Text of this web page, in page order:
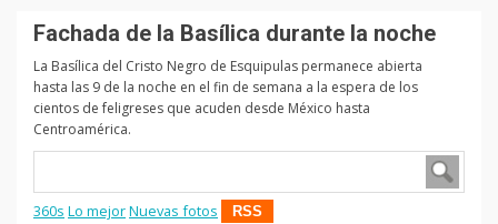
Fachada de la Basílica durante la noche
La Basílica del Cristo Negro de Esquipulas permanece abierta
hasta las 9 de la noche en el fin de semana a la espera de los
cientos de feligreses que acuden desde México hasta
Centroamérica.
360s Lo mejorNuevas fotos RSS